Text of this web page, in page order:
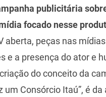
publicitária
focado nesse
aberta, peças nas
e a presença do ator e
do conceito da
Consórcio Itaú”, é da